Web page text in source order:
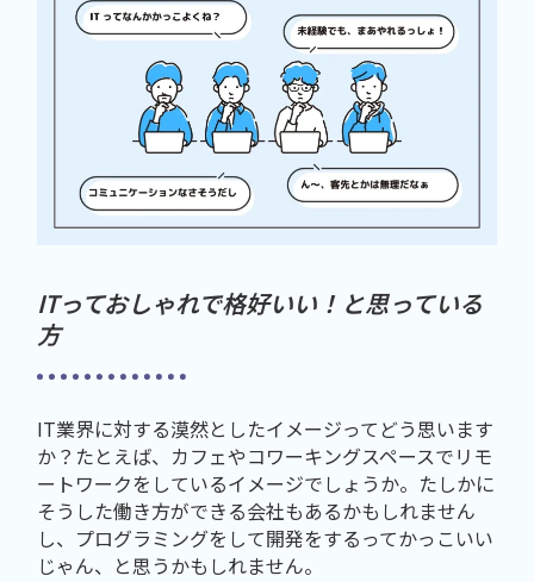
ITっておしゃれで格好いい！と思っている
方
IT業界に対する漠然としたイメージってどう思います
か？たとえば、カフェやコワーキングスペースでリモ
ートワークをしているイメージでしょうか。たしかに
そうした働き方ができる会社もあるかもしれません
し、プログラミングをして開発をするってかっこいい
じゃん、と思うかもしれません。